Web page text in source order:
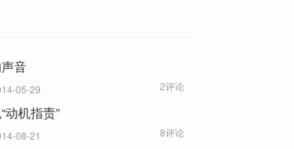
音
05-29 2评论
动机指责”
08-21 8评论